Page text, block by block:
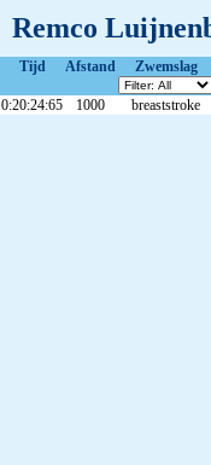
Remco
Tijd Afstand Zwemslag
0:20:24:65 1000 breaststroke